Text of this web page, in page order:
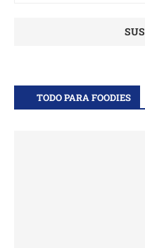
TODO PARA FOODIES